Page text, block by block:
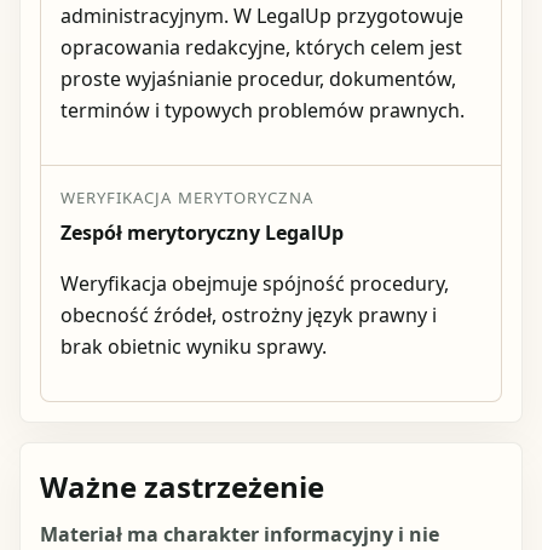
administracyjnym. W LegalUp przygotowuje
opracowania redakcyjne, których celem jest
proste wyjaśnianie procedur, dokumentów,
terminów i typowych problemów prawnych.
WERYFIKACJA MERYTORYCZNA
Zespół merytoryczny LegalUp
Weryfikacja obejmuje spójność procedury,
obecność źródeł, ostrożny język prawny i
brak obietnic wyniku sprawy.
Ważne zastrzeżenie
Materiał ma charakter informacyjny i nie